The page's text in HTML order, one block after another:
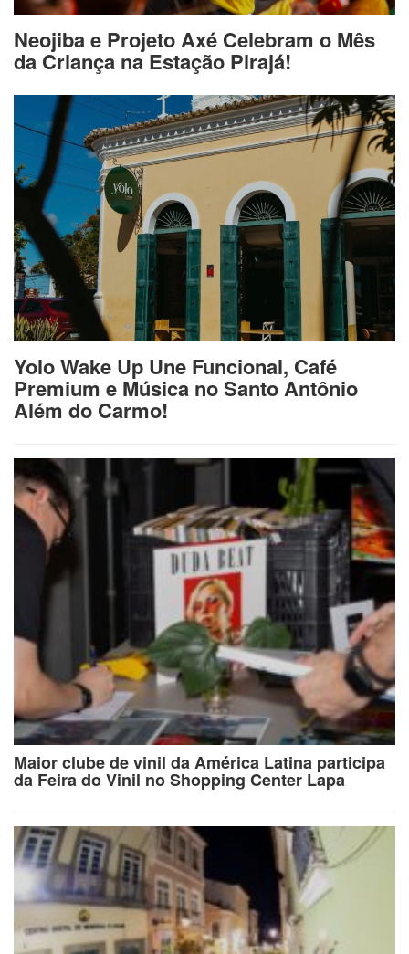
Neojiba e Projeto Axé Celebram o Mês
da Criança na Estação Pirajá!
Yolo Wake Up Une Funcional, Café
Premium e Música no Santo Antônio
Além do Carmo!
Maior clube de vinil da América Latina participa
da Feira do Vinil no Shopping Center Lapa